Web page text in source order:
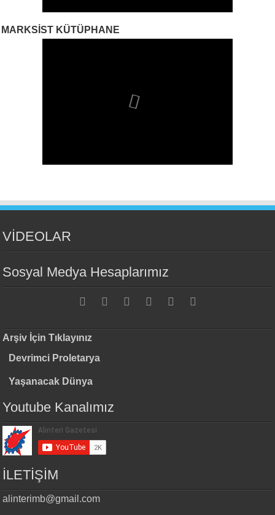
MARKSIST KÜTÜPHANE
VİDEOLAR
Sosyal Medya Hesaplarımız
Arşiv İçin Tıklayınız
Devrimci Proletarya
Yaşanacak Dünya
Youtube Kanalımız
İLETİŞİM
alinterimb@gmail.com